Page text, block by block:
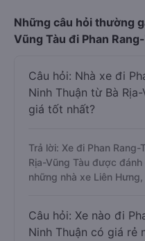
Những câu hỏi thường
Vũng Tàu đi Phan
Câu hỏi: Nhà xe đi
Ninh Thuận từ Bà
giá tốt nhất?
Trả lời: Xe đi Phan
Rịa-Vũng Tàu được
những nhà xe Liên
Câu hỏi: Xe nào đi
Ninh Thuận có giá rẻ